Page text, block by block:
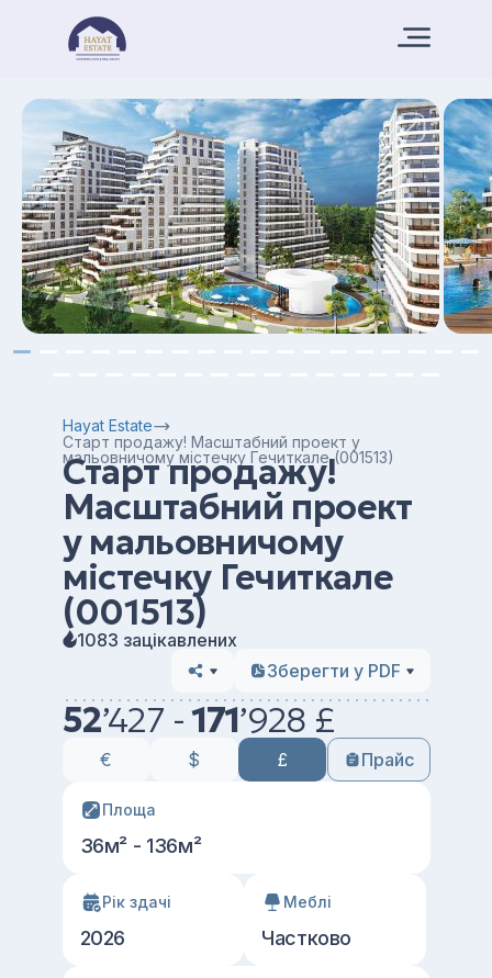
Hayat Estate
Старт продажу! Масштабний проект у
мальовничому містечку Гечиткале (001513)
Старт продажу!
Масштабний проект
у мальовничому
містечку Гечиткале
(001513)
1083 зацікавлених
Зберегти у PDF
52’427 -171’928 £
€ $ £ Прайс
Площа
36м² - 136м²
Рік здачі
2026
Меблі
Частково